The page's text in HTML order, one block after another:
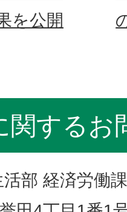
を公開
関するお
部 経済労働課